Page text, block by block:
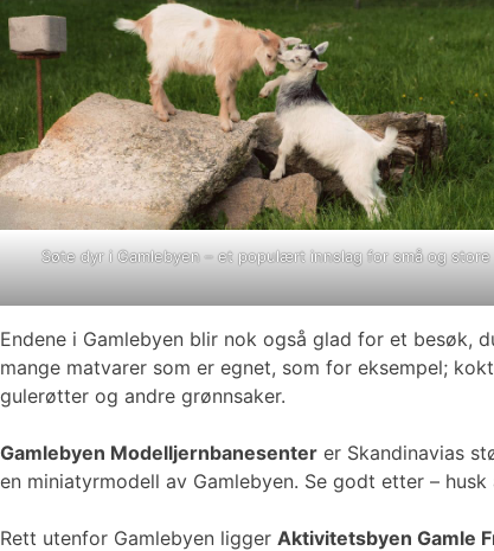
Søte dyr i Gamlebyen – et populært innslag for små og store
Endene i Gamlebyen blir nok også glad for et besøk,
mange matvarer som er egnet, som for eksempel;
gulerøtter og andre grønnsaker.
Gamlebyen Modelljernbanesenter er Skandinavias
en miniatyrmodell av Gamlebyen. Se godt etter –
Rett utenfor Gamlebyen ligger Aktivitetsbyen Gamle